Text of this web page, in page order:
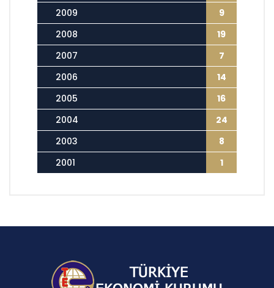
2009
9
2008
19
2007
7
2006
14
2005
16
2004
24
2003
8
2001
1